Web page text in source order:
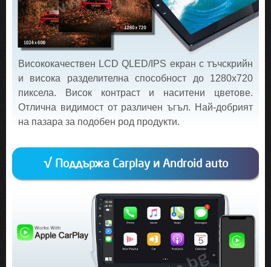
Висококачествен LCD QLED/IPS екран с тъчскрийн
и висока разделителна способност до 1280х720
пиксела. Висок контраст и наситени цветове.
Отлична видимост от различен ъгъл. Най-добрият
на пазара за подобен род продукти.
√ Поддържа Carplay и Android auto